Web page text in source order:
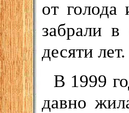
от
забрали
десяти лет.
В 1999
давно